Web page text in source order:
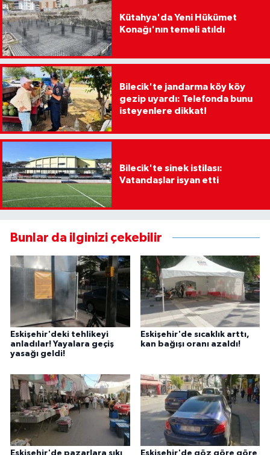
Kütahya'da Yeni Hükümet
Konağı'nın temeli atıldı
Bilecik'te jandarma köy köy
gezip uyardı: Telefonda bunu
isteyenlere dikkat!
Bilecik'te sinek istilası:
Vatandaşlar isyan etti
Bunlar da ilginizi çekebilir
Eskişehir'deki tehlikeyi
anladılar! Yayalara geçiş
yasağı geldi!
Eskişehir'de sıcaklık arttı,
kan bağışı oranı azaldı!
Eskişehir'de pazarlara sıkı Eskişehir'de göz göre göre